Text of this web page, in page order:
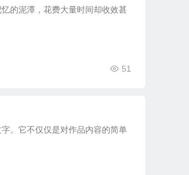
的泥潭，花费大量时间却收效甚
51
。它不仅仅是对作品内容的简单